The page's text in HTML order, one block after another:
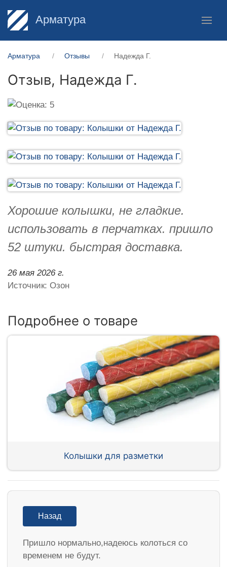
Арматура
Арматура Отзывы Надежда Г.
Отзыв, Надежда Г.
Хорошие колышки, не гладкие.
использовать в перчатках. пришло
52 штуки. быстрая доставка.
26 мая 2026 г.
Источник: Озон
Подробнее о товаре
Колышки для разметки
Назад
Пришло нормально,надеюсь колоться со
временем не будут.